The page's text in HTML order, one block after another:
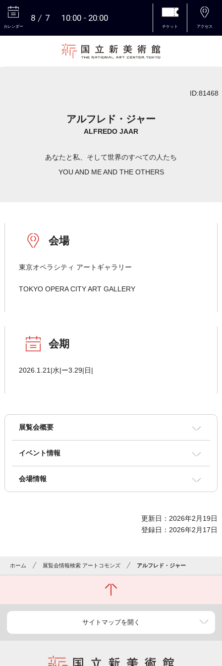
カレンダー
8 7 10:00 20:00
チケット アクセス
ID:81468
アルフレド・ジャー
ALFREDO JAAR
あなたと私、そして世界のすべての人たち
YOU AND ME AND THE OTHERS
会場
東京オペラシティ アートギャラリー
TOKYO OPERA CITY ART GALLERY
会期
2026.1.21|水|ー3.29|日|
展覧会概要
イベント情報
会場情報
更新日：2026年2月19日
登録日：2026年2月17日
ホーム 展覧会情報検索 アートコモンズ アルフレド・ジャー
サイトマップを開く